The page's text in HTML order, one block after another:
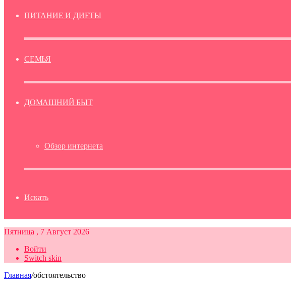
ПИТАНИЕ И ДИЕТЫ
СЕМЬЯ
ДОМАШНИЙ БЫТ
Обзор интернета
Искать
Пятница , 7 Август 2026
Войти
Switch skin
Главная/обстоятельство